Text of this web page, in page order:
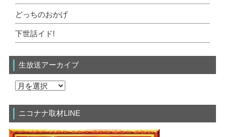
どっちのおかげ
下世話イド!
生放送アーカイブ
ニコナナ取材LINE